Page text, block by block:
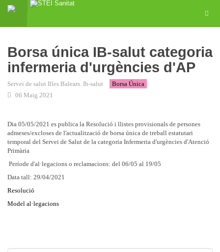
Borsa única IB-salut categoria
infermeria d'urgències d'AP
Servei de salut Illes Balears. Ib-salut
Borsa Única
06 Maig 2021
Dia 05/05/2021 es publica la Resolució i llistes provisionals de persones
admeses/excloses de l'actualització de borsa única de treball estatutari
temporal del Servei de Salut de la categoria Infermeria d'urgències d'Atenció
Primària
Període d'al·legacions o reclamacions: del 06/05 al 19/05
Data tall: 29/04/2021
Resolució
Model al·legacions